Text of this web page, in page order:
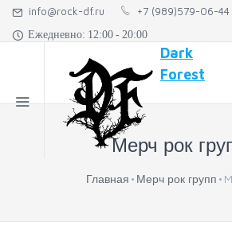
info@rock-df.ru +7 (989)579-06-44
Ежедневно: 12:00 - 20:00
Dark
Forest
Мерч рок
Главная Мерч рок групп